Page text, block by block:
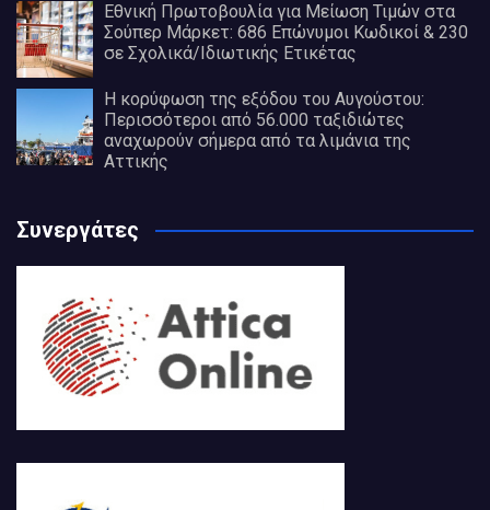
Εθνική Πρωτοβουλία για Μείωση Τιμών στα
Σούπερ Μάρκετ: 686 Επώνυμοι Κωδικοί & 230
σε Σχολικά/Ιδιωτικής Ετικέτας
Η κορύφωση της εξόδου του Αυγούστου:
Περισσότεροι από 56.000 ταξιδιώτες
αναχωρούν σήμερα από τα λιμάνια της
Αττικής
Συνεργάτες